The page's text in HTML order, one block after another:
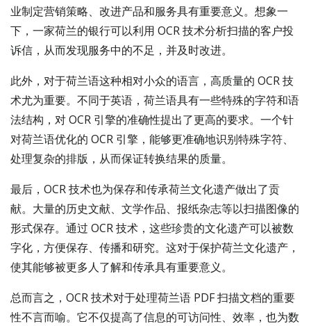
业制定营销策略、改进产品和服务具有重要意义。想象一
下，一家荷兰的银行可以利用 OCR 技术分析扫描的客户投
诉信，从而发现服务中的不足，并及时改进。
此外，对于荷兰语这种相对小众的语言，高质量的 OCR 技
术尤为重要。不同于英语，荷兰语具有一些特殊的字符和语
法结构，对 OCR 引擎的准确性提出了更高的要求。一个针
对荷兰语优化的 OCR 引擎，能够更准确地识别特殊字符、
处理复杂的排版，从而保证转换结果的质量。
最后，OCR 技术也为保存和传承荷兰文化遗产做出了贡
献。大量的历史文献、文学作品、报纸杂志等以扫描图像的
形式保存。通过 OCR 技术，这些珍贵的文化遗产可以被数
字化，方便保存、传播和研究。这对于保护荷兰文化遗产，
使其能够被更多人了解和传承具有重要意义。
总而言之，OCR 技术对于处理荷兰语 PDF 扫描文档的重要
性不言而喻。它不仅提高了信息的可访问性、效率，也为数